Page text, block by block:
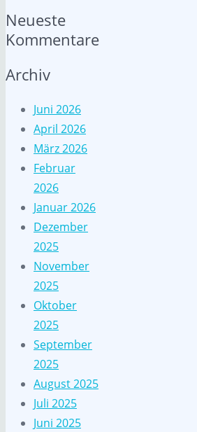
Neueste
Kommentare
Archiv
Juni 2026
April 2026
März 2026
Februar
2026
Januar 2026
Dezember
2025
November
2025
Oktober
2025
September
2025
August 2025
Juli 2025
Juni 2025